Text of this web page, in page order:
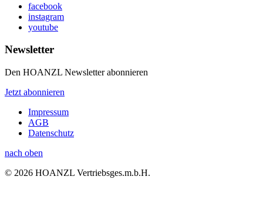
facebook
instagram
youtube
Newsletter
Den HOANZL Newsletter abonnieren
Jetzt abonnieren
Impressum
AGB
Datenschutz
nach oben
© 2026 HOANZL Vertriebsges.m.b.H.